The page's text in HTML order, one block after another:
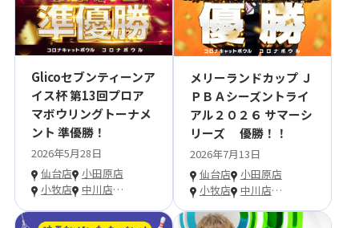
Glicoセブンティーンア
イス杯 第13回プロア
マボウリングトーナメ
ント 準優勝！
2026年5月28日
仙台店
小田原店
小牧店
中川店…
メリーランドカップ Ｊ
ＰＢＡシーズントライ
アル２０２６ サマーシ
リーズ 優勝！！
2026年7月13日
仙台店
小田原店
小牧店
中川店…